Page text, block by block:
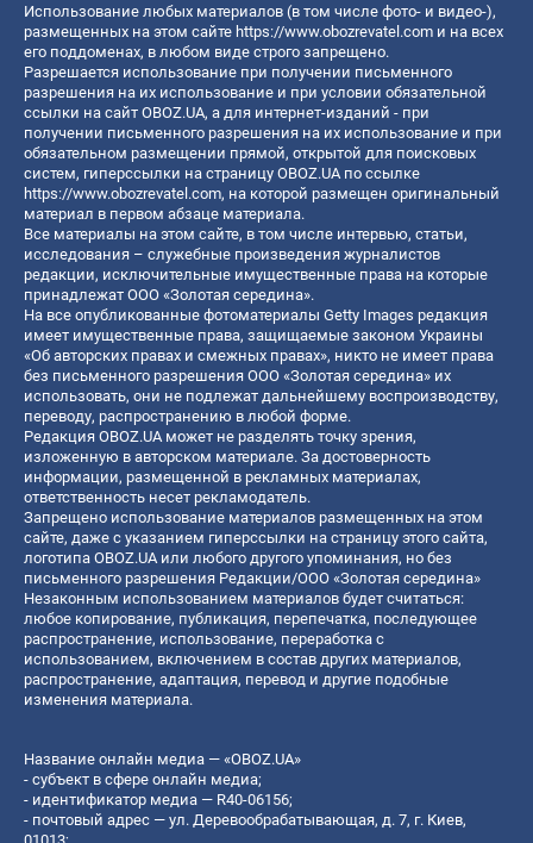
Использование любых материалов (в том числе фото- и видео-),
размещенных на этом сайте https://www.obozrevatel.com и на всех
его поддоменах, в любом виде строго запрещено.
Разрешается использование при получении письменного
разрешения на их использование и при условии обязательной
ссылки на сайт OBOZ.UA, а для интернет-изданий - при
получении письменного разрешения на их использование и при
обязательном размещении прямой, открытой для поисковых
систем, гиперссылки на страницу OBOZ.UA по ссылке
https://www.obozrevatel.com, на которой размещен оригинальный
материал в первом абзаце материала.
Все материалы на этом сайте, в том числе интервью, статьи,
исследования – служебные произведения журналистов
редакции, исключительные имущественные права на которые
принадлежат ООО «Золотая середина».
На все опубликованные фотоматериалы Getty Images редакция
имеет имущественные права, защищаемые законом Украины
«Об авторских правах и смежных правах», никто не имеет права
без письменного разрешения ООО «Золотая середина» их
использовать, они не подлежат дальнейшему воспроизводству,
переводу, распространению в любой форме.
Редакция OBOZ.UA может не разделять точку зрения,
изложенную в авторском материале. За достоверность
информации, размещенной в рекламных материалах,
ответственность несет рекламодатель.
Запрещено использование материалов размещенных на этом
сайте, даже с указанием гиперссылки на страницу этого сайта,
логотипа OBOZ.UA или любого другого упоминания, но без
письменного разрешения Редакции/ООО «Золотая середина»
Незаконным использованием материалов будет считаться:
любое копирование, публикация, перепечатка, последующее
распространение, использование, переработка с
использованием, включением в состав других материалов,
распространение, адаптация, перевод и другие подобные
изменения материала.
Название онлайн медиа — «OBOZ.UA»
- субъект в сфере онлайн медиа;
- идентификатор медиа — R40-06156;
- почтовый адрес — ул. Деревообрабатывающая, д. 7, г. Киев,